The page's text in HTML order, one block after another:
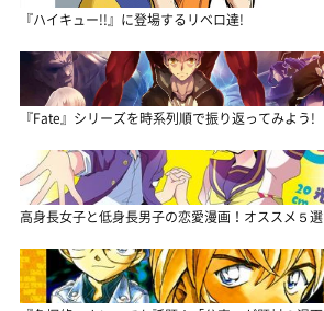
『ハイキュー!!』に登場するリベロ達!
『Fate』シリーズを時系列順で振り返ってみよう!
高身長女子と低身長男子の恋愛漫画！オススメ５選